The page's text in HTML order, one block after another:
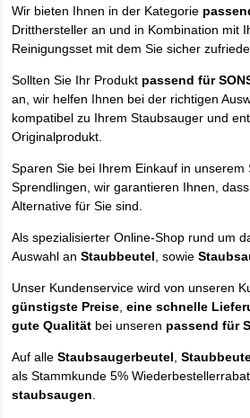
Wir bieten Ihnen in der Kategorie
Dritthersteller an und in Kombination mit
Reinigungsset mit dem Sie sicher
Sollten Sie Ihr Produkt passend für
an, wir helfen Ihnen bei der richtigen
kompatibel zu Ihrem Staubsauger und
Originalprodukt.
Sparen Sie bei Ihrem Einkauf in
Sprendlingen, wir garantieren Ihnen,
Alternative für Sie sind.
Als spezialisierter Online-Shop rund um
Auswahl anStaubbeutel, sowie
Unser Kundenservice wird von unseren
günstigste Preise,eine schnelle
gute Qualität bei unseren passend für
Auf alleStaubsaugerbeutel,
als Stammkunde 5%
staubsaugen.